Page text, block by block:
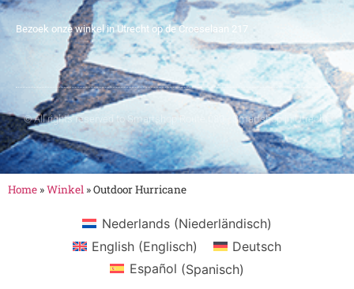
Bezoek onze winkel in Utrecht op de Croeselaan 217
© All rights reserved to Smartshop Route 030 - Smartshop in Utrecht
Home »Winkel »Outdoor Hurricane
Nederlands(Niederländisch)
English (Englisch)
Deutsch
Español (Spanisch)